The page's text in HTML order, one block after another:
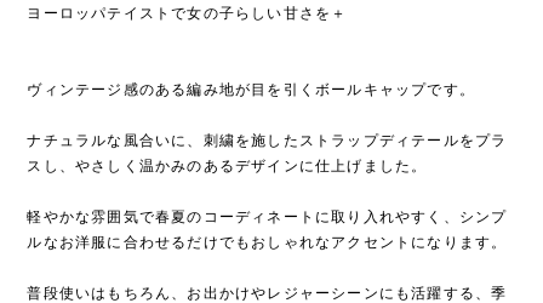
ヨーロッパテイストで女の子らしい甘さを＋
ヴィンテージ感のある編み地が目を引くボールキャップです。
ナチュラルな風合いに、刺繍を施したストラップディテールをプラ
スし、やさしく温かみのあるデザインに仕上げました。
軽やかな雰囲気で春夏のコーディネートに取り入れやすく、シンプ
ルなお洋服に合わせるだけでもおしゃれなアクセントになります。
普段使いはもちろん、お出かけやレジャーシーンにも活躍する、季